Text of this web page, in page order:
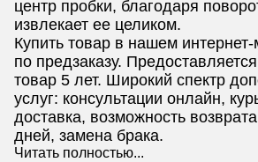
центр пробки, благодаря
извлекает ее целиком.
Купить товар в нашем
по предзаказу.
товар 5 лет. Широкий спектр
услуг: консультации онлайн,
доставка, возможность
дней, замена брака.
Читать полностью...